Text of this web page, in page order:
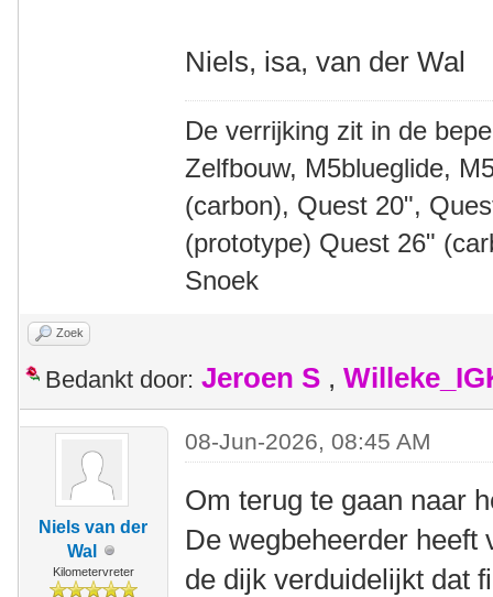
Niels, isa, van der Wal
De verrijking zit in de
Zelfbouw, M5blueglide,
(carbon), Quest 20",
(prototype) Quest 26"
Snoek
Zoek
Bedankt door: Jeroen S ,
Niels van der
Wal
Kilometervreter
08-Jun-2026, 08:45 AM
Om terug te gaan naar
De wegbeheerder
de dijk verduidelijkt dat